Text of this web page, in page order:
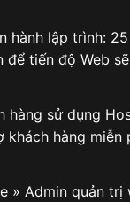
hành lập trình:
tiến độ Web
hàng sử dụng
hàng
» Admin quản